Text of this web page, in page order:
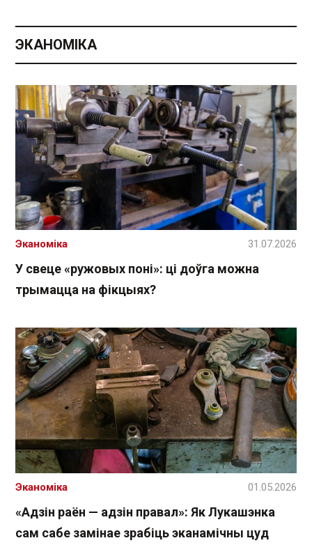
ЭКАНОМІКА
У свеце «ружовых поні»: ці доўга можна
трымацца на фікцыях?
Эканоміка 31.07.2026
«Адзін раён — адзін правал»: Як Лукашэнка
сам сабе замінае зрабіць эканамічны цуд
Эканоміка 01.05.2026